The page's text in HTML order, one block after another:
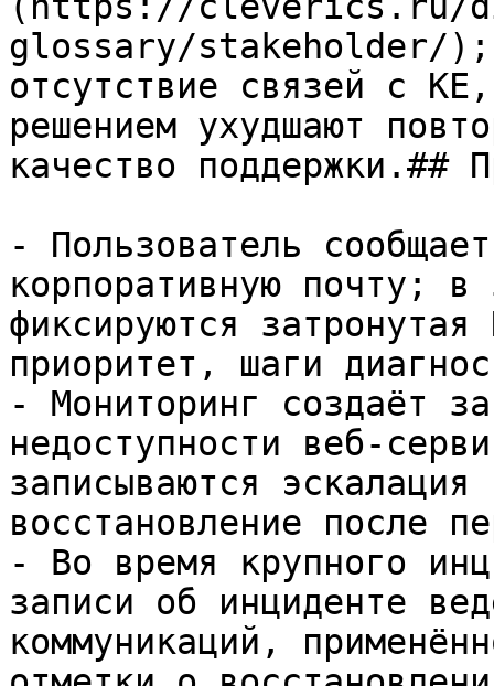
glossary/stakeholder/);
отсутствие связей с
решением ухудшают
качество поддержки.##
- Пользователь
корпоративную почту; в
фиксируются
приоритет, шаги
- Мониторинг создаёт
недоступности
записываются
восстановление после
- Во время крупного
записи об инциденте
коммуникаций,